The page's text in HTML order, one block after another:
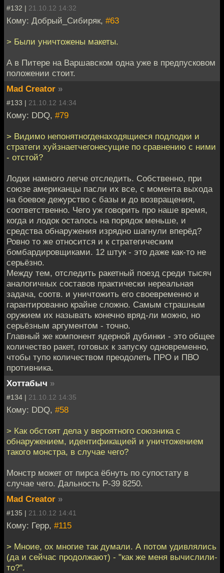
#132 | 21.10.12 14:32
Кому: Добрый_Сибиряк, #63
> Были уничтожены макеты.
А в Питере на Варшавском одна уже в предпусковом
положении стоит.
Mad Creator »
#133 | 21.10.12 14:34
Кому: DDQ, #79
> Видимо непонятногденаходящиеся подлодки и
стратеги хуйзнаетчегонесущие по сравнению с ними
- отстой?
Лодки намного легче отследить. Собственно, при
союзе американцы пасли их все, с момента выхода
на боевое дежурство с базы и до возвращения,
соответственно. Чего уж говорить про наше время,
когда и лодок осталось на порядок меньше, и
средства обнаружения изрядно шагнули вперёд?
Ровно то же относится и к стратегическим
бомбардировщиками. 12 штук - это даже как-то не
серьёзно.
Между тем, отследить ракетный поезд среди тысяч
аналогичных составов практически нереальная
задача, соотв. и уничтожить его своевременно и
гарантированно крайне сложно. Самым страшным
оружием их называть конечно вряд-ли можно, но
серьёзным аргументом - точно.
Главный же компонент ядерной дубинки - это общее
количество ракет, готовых к запуску одновременно,
чтобы тупо количеством преодолеть ПРО и ПВО
противника.
Хоттабыч »
#134 | 21.10.12 14:35
Кому: DDQ, #58
> Как обстоят дела у вероятного союзника с
обнаружением, идентификацией и уничтожением
такого монстра, в случае чего?
Монстр может от пирса ёбнуть по супостату в
случае чего. Дальность Р-39 8250.
Mad Creator »
#135 | 21.10.12 14:41
Кому: Герр, #115
> Мноие, ох многие так думали. А потом удивлялись
(да и сейчас продолжают) - "как же меня вычислили-
то?".